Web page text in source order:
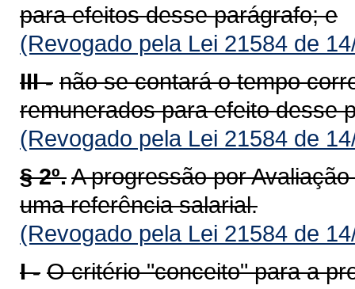
para efeitos desse parágrafo; e
(Revogado pela Lei 21584 de
III - não se contará o tempo
remunerados para efeito desse
(Revogado pela Lei 21584 de
§ 2º.A progressão por
uma referência salarial.
(Revogado pela Lei 21584 de
I - O critério "conceito" para a